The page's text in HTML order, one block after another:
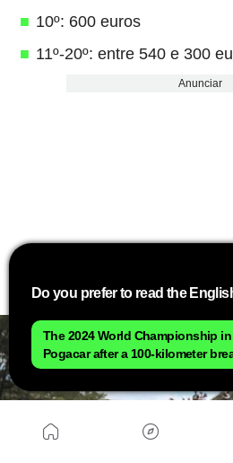
10º: 600 euros
11º-20º: entre 540 e 300
Anunciar
Do you prefer to read the
The 2024 World Championship
Pogacar after a 100-kilometer